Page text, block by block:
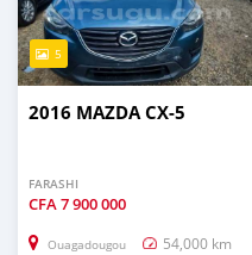
5
2016 MAZDA CX-5
FARASHI
CFA7 900 000
Ouagadougou 54,000 km